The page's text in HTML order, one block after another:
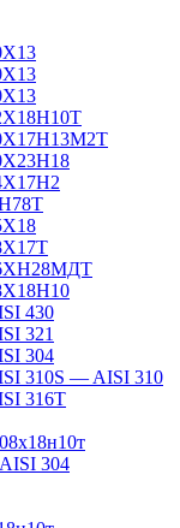
430
321
304
310S — AISI 310
316T
304